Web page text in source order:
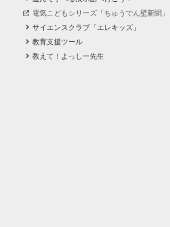
電気こどもシリーズ「ちゅうでん壁新聞」
サイエンスクラブ「エレキッズ」
教育支援ツール
教えて！よっしー先生